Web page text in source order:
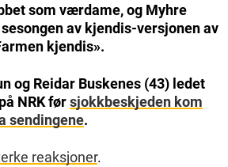
som værdame, og Myhre
av kjendis-versjonen av
kjendis».
og Reidar Buskenes (43) ledet
NRK førsjokkbeskjeden kom
sendingene.
reaksjoner.